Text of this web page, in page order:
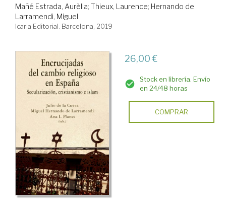
Mañé Estrada, Aurèlia; Thieux, Laurence; Hernando de
Larramendi, Miguel
Icaria Editorial. Barcelona, 2019
26,00 €
Stock en librería. Envío
en 24/48 horas
COMPRAR